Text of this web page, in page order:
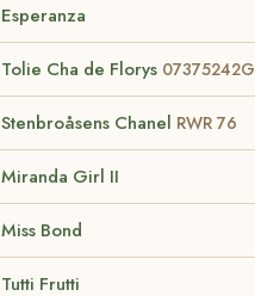
Esperanza
Tolie Cha de Florys 07375242G
Stenbroåsens Chanel RWR 76
Miranda Girl II
Miss Bond
Tutti Frutti